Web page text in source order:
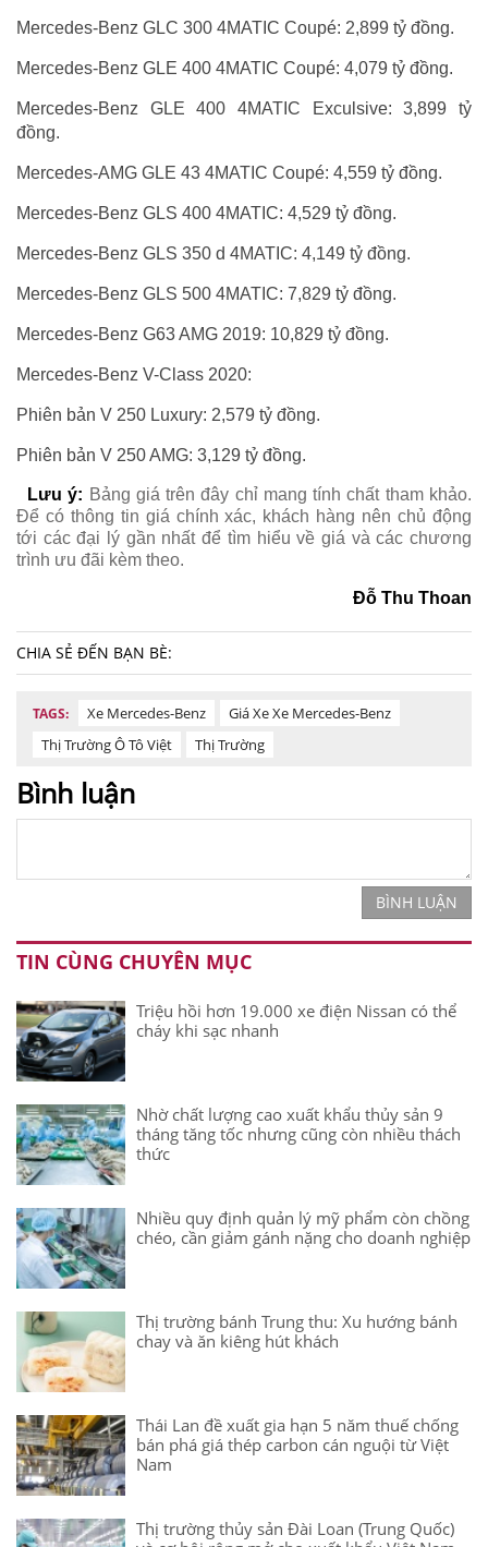
Mercedes-Benz GLC 300 4MATIC Coupé: 2,899 tỷ đồng.
Mercedes-Benz GLE 400 4MATIC Coupé: 4,079 tỷ đồng.
Mercedes-Benz GLE 400 4MATIC Exculsive: 3,899 tỷ
đồng.
Mercedes-AMG GLE 43 4MATIC Coupé: 4,559 tỷ đồng.
Mercedes-Benz GLS 400 4MATIC: 4,529 tỷ đồng.
Mercedes-Benz GLS 350 d 4MATIC: 4,149 tỷ đồng.
Mercedes-Benz GLS 500 4MATIC: 7,829 tỷ đồng.
Mercedes-Benz G63 AMG 2019: 10,829 tỷ đồng.
Mercedes-Benz V-Class 2020:
Phiên bản V 250 Luxury: 2,579 tỷ đồng.
Phiên bản V 250 AMG: 3,129 tỷ đồng.
Lưu ý: Bảng giá trên đây chỉ mang tính chất tham khảo.
Để có thông tin giá chính xác, khách hàng nên chủ động
tới các đại lý gần nhất để tìm hiểu về giá và các chương
trình ưu đãi kèm theo.
Đỗ Thu Thoan
CHIA SẺ ĐẾN BẠN BÈ:
TAGS: Xe Mercedes-Benz
Giá Xe Xe Mercedes-Benz
Thị Trường Ô Tô Việt
Thị Trường
Bình luận
BÌNH LUẬN
TIN CÙNG CHUYÊN MỤC
Triệu hồi hơn 19.000 xe điện Nissan có thể
cháy khi sạc nhanh
Nhờ chất lượng cao xuất khẩu thủy sản 9
tháng tăng tốc nhưng cũng còn nhiều thách
thức
Nhiều quy định quản lý mỹ phẩm còn chồng
chéo, cần giảm gánh nặng cho doanh nghiệp
Thị trường bánh Trung thu: Xu hướng bánh
chay và ăn kiêng hút khách
Thái Lan đề xuất gia hạn 5 năm thuế chống
bán phá giá thép carbon cán nguội từ Việt
Nam
Thị trường thủy sản Đài Loan (Trung Quốc)